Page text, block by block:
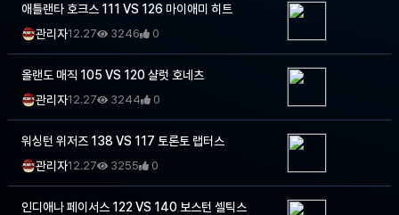
사
이
애틀랜타 호크스 111 VS 126 마이애미 히트
관리자12.27 3246 0
올랜도 매직 105 VS 120 샬럿 호네츠
관리자12.27 3244 0
워싱턴 위저즈 138 VS 117 토론토 랩터스
관리자12.27 3255 0
인디애나 페이서스 122 VS 140 보스턴 셀틱스